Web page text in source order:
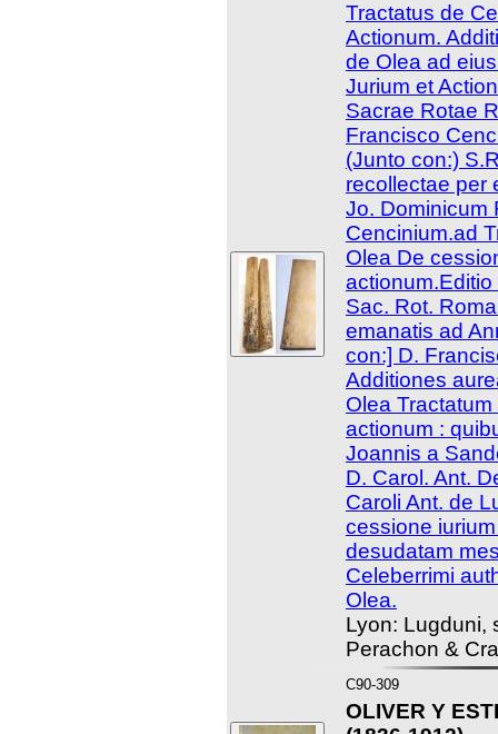
Tractatus de
Actionum.
de Olea ad
Jurium et
Sacrae Rotae
Francisco
(Junto con:)
recollectae per
Jo. Dominicum
Cencinium.ad
Olea De
Sac. Rot.
emanatis ad
con:] D.
Additiones
Olea
actionum :
Joannis a
D. Carol. Ant.
Caroli Ant. de
cessione
desudatam
Celeberrimi
Olea.
Lyon: Lugduni,
Perachon &
C90-309
OLIVER Y